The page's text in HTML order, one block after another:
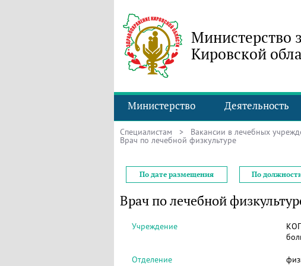
Министерство
Кировской
Министерство Деятельность
Специалистам > Вакансии в лечебных
Врач по лечебной физкультуре
По дате размещения По
Врач по лечебной
Учреждение
Отделение